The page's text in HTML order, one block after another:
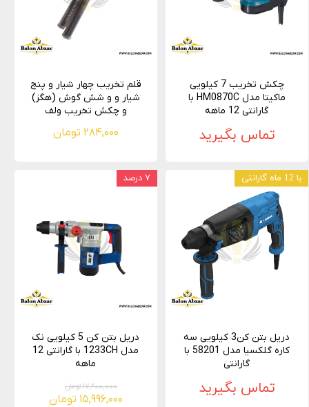
چکش تخریب 7 کیلویی
ماکیتا مدل HM0870C با
گارانتی 12 ماهه
تماس بگیرید
قلم تخریب چهار شیار و پنج
شیار و و شش گوش (هگز)
و چکش تخریب ولف
۲۸۴,۰۰۰ تومان
دریل بتن کن3 کیلویی سه
کاره گلکسیا مدل 58201 با
گارانتی
تماس بگیرید
با 12 ماه گارانتی
دریل بتن کن 5 کیلویی نک
مدل 1233CH با گارانتی 12
ماهه
۱۷,۲۰۰,۰۰۰ تومان
۱۵,۹۹۶,۰۰۰ تومان
۷ درصد